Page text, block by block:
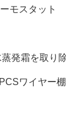
モスタット
発霜を取り除
ワイヤー